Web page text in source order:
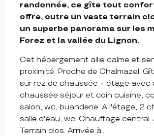
randonnée, ce gîte tout
offre, outre un vaste terrain
un superbe panorama sur les
Forez et la vallée du Lignon.
Cet hébergement allie calme et
proximité. Proche de Chalmazel.
sur rez de chaussée + étage avec
chaussée séjour et coin cuisine,
salon, wc, buanderie. A l'étage, 2
salle d'eau, wc. Chauffage central.
Terrain clos. Arrivée à...